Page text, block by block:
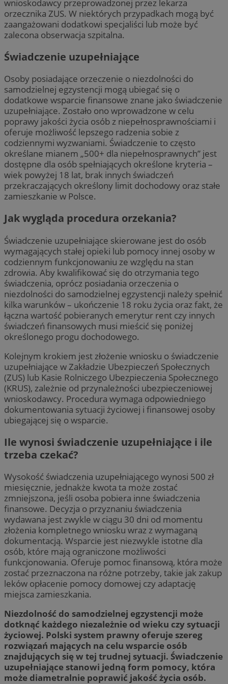
wnioskodawcy przeprowadzonej przez lekarza
orzecznika ZUS. W niektórych przypadkach mogą być
zaangażowani dodatkowi specjaliści lub może być
zalecona obserwacja szpitalna.
Świadczenie uzupełniające
Osoby posiadające orzeczenie o niezdolności do
samodzielnej egzystencji mogą ubiegać się o
dodatkowe wsparcie finansowe znane jako świadczenie
uzupełniające. Zostało ono wprowadzone w celu
poprawy jakości życia osób z niepełnosprawnościami i
oferuje możliwość lepszego radzenia sobie z
codziennymi wyzwaniami. Świadczenie to często
określane mianem „500+ dla niepełnosprawnych” jest
dostępne dla osób spełniających określone kryteria –
wiek powyżej 18 lat, brak innych świadczeń
przekraczających określony limit dochodowy oraz stałe
zamieszkanie w Polsce.
Jak wygląda procedura orzekania?
Świadczenie uzupełniające skierowane jest do osób
wymagających stałej opieki lub pomocy innej osoby w
codziennym funkcjonowaniu ze względu na stan
zdrowia. Aby kwalifikować się do otrzymania tego
świadczenia, oprócz posiadania orzeczenia o
niezdolności do samodzielnej egzystencji należy spełnić
kilka warunków – ukończenie 18 roku życia oraz fakt, że
łączna wartość pobieranych emerytur rent czy innych
świadczeń finansowych musi mieścić się poniżej
określonego progu dochodowego.
Kolejnym krokiem jest złożenie wniosku o świadczenie
uzupełniające w Zakładzie Ubezpieczeń Społecznych
(ZUS) lub Kasie Rolniczego Ubezpieczenia Społecznego
(KRUS), zależnie od przynależności ubezpieczeniowej
wnioskodawcy. Procedura wymaga odpowiedniego
dokumentowania sytuacji życiowej i finansowej osoby
ubiegającej się o wsparcie.
Ile wynosi świadczenie uzupełniające i ile
trzeba czekać?
Wysokość świadczenia uzupełniającego wynosi 500 zł
miesięcznie, jednakże kwota ta może zostać
zmniejszona, jeśli osoba pobiera inne świadczenia
finansowe. Decyzja o przyznaniu świadczenia
wydawana jest zwykle w ciągu 30 dni od momentu
złożenia kompletnego wniosku wraz z wymaganą
dokumentacją. Wsparcie jest niezwykle istotne dla
osób, które mają ograniczone możliwości
funkcjonowania. Oferuje pomoc finansową, która może
zostać przeznaczona na różne potrzeby, takie jak zakup
leków opłacenie pomocy domowej czy adaptację
miejsca zamieszkania.
Niezdolność do samodzielnej egzystencji może
dotknąć każdego niezależnie od wieku czy sytuacji
życiowej. Polski system prawny oferuje szereg
rozwiązań mających na celu wsparcie osób
znajdujących się w tej trudnej sytuacji. Świadczenie
uzupełniające stanowi jedną form pomocy, która
może diametralnie poprawić jakość życia osób.